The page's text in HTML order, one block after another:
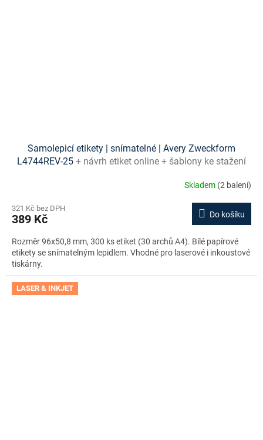
Samolepicí etikety | snímatelné | Avery Zweckform
L4744REV-25 + návrh etiket online + šablony ke stažení
Skladem (2 balení)
321 Kč bez DPH
389 Kč Do košíku
Rozměr 96x50,8 mm, 300 ks etiket (30 archů A4). Bílé papírové
etikety se snímatelným lepidlem. Vhodné pro laserové i inkoustové
tiskárny.
LASER & INKJET